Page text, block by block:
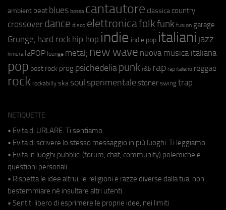
ambient beat blues bossa cantautore classica country
crossover dance disco elettronicafolkfunk fusion garage
Grunge; hard rock hip hop indie indie pop italiani jazz
kimura laPOP lounge metal; new wave nuova musica italiana
pop post rock prog psichedeliapunk r&b rap rap italiano reggae
rock rockabilly ska soul sperimentale stoner swing trap
NETIQUETTE
• Evita di URLARE. Ti sentiamo.
• Evita di scrivere lo stesso messaggio in più luoghi. Ti leggiamo.
• Evita in luoghi pubblici (forum, chat, community) polemiche e
questioni personali.
• Rispetta le idee altrui, le religioni e razze diverse dalla tua, non
bestemmiare né insultare altri utenti.
• Sentiti libero di esprimere le proprie idee, nei limiti